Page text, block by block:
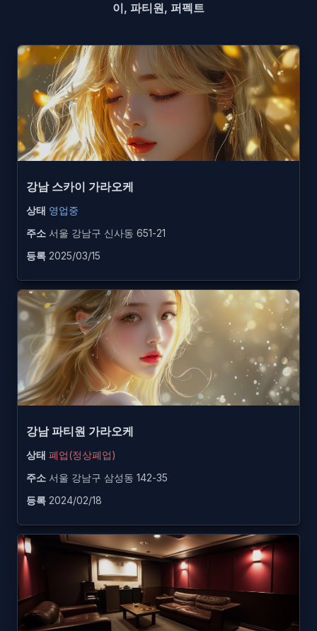
이, 파티원, 퍼펙트
강남 스카이 가라오케
상태 영업중
주소 서울 강남구 신사동 651-21
등록 2025/03/15
강남 파티원 가라오케
상태 폐업(정상폐업)
주소 서울 강남구 삼성동 142-35
등록 2024/02/18